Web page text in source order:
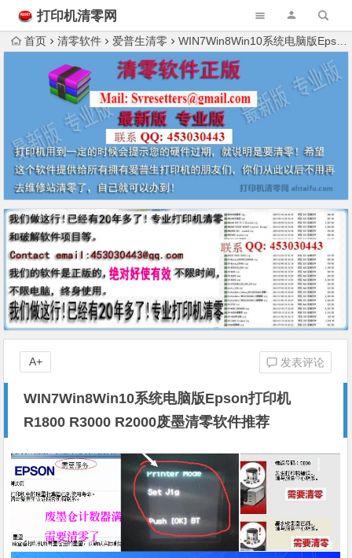
打印机清零网
首页 清零软件 爱普生清零 WIN7Win8Win10系统电脑版Epson打印机R1800 R3000 R2000废墨清零软件推荐
WIN7Win8Win10系统电脑版Epson打印机
R1800 R3000 R2000废墨清零软件推荐
发表评论
A+